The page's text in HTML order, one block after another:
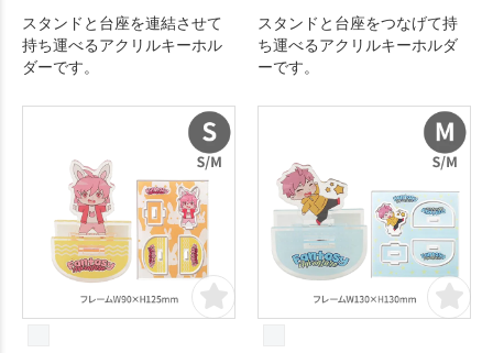
スタンドと台座を連結させて
持ち運べるアクリルキーホル
ダーです。
スタンドと台座をつなげて持
ち運べるアクリルキーホルダ
ーです。